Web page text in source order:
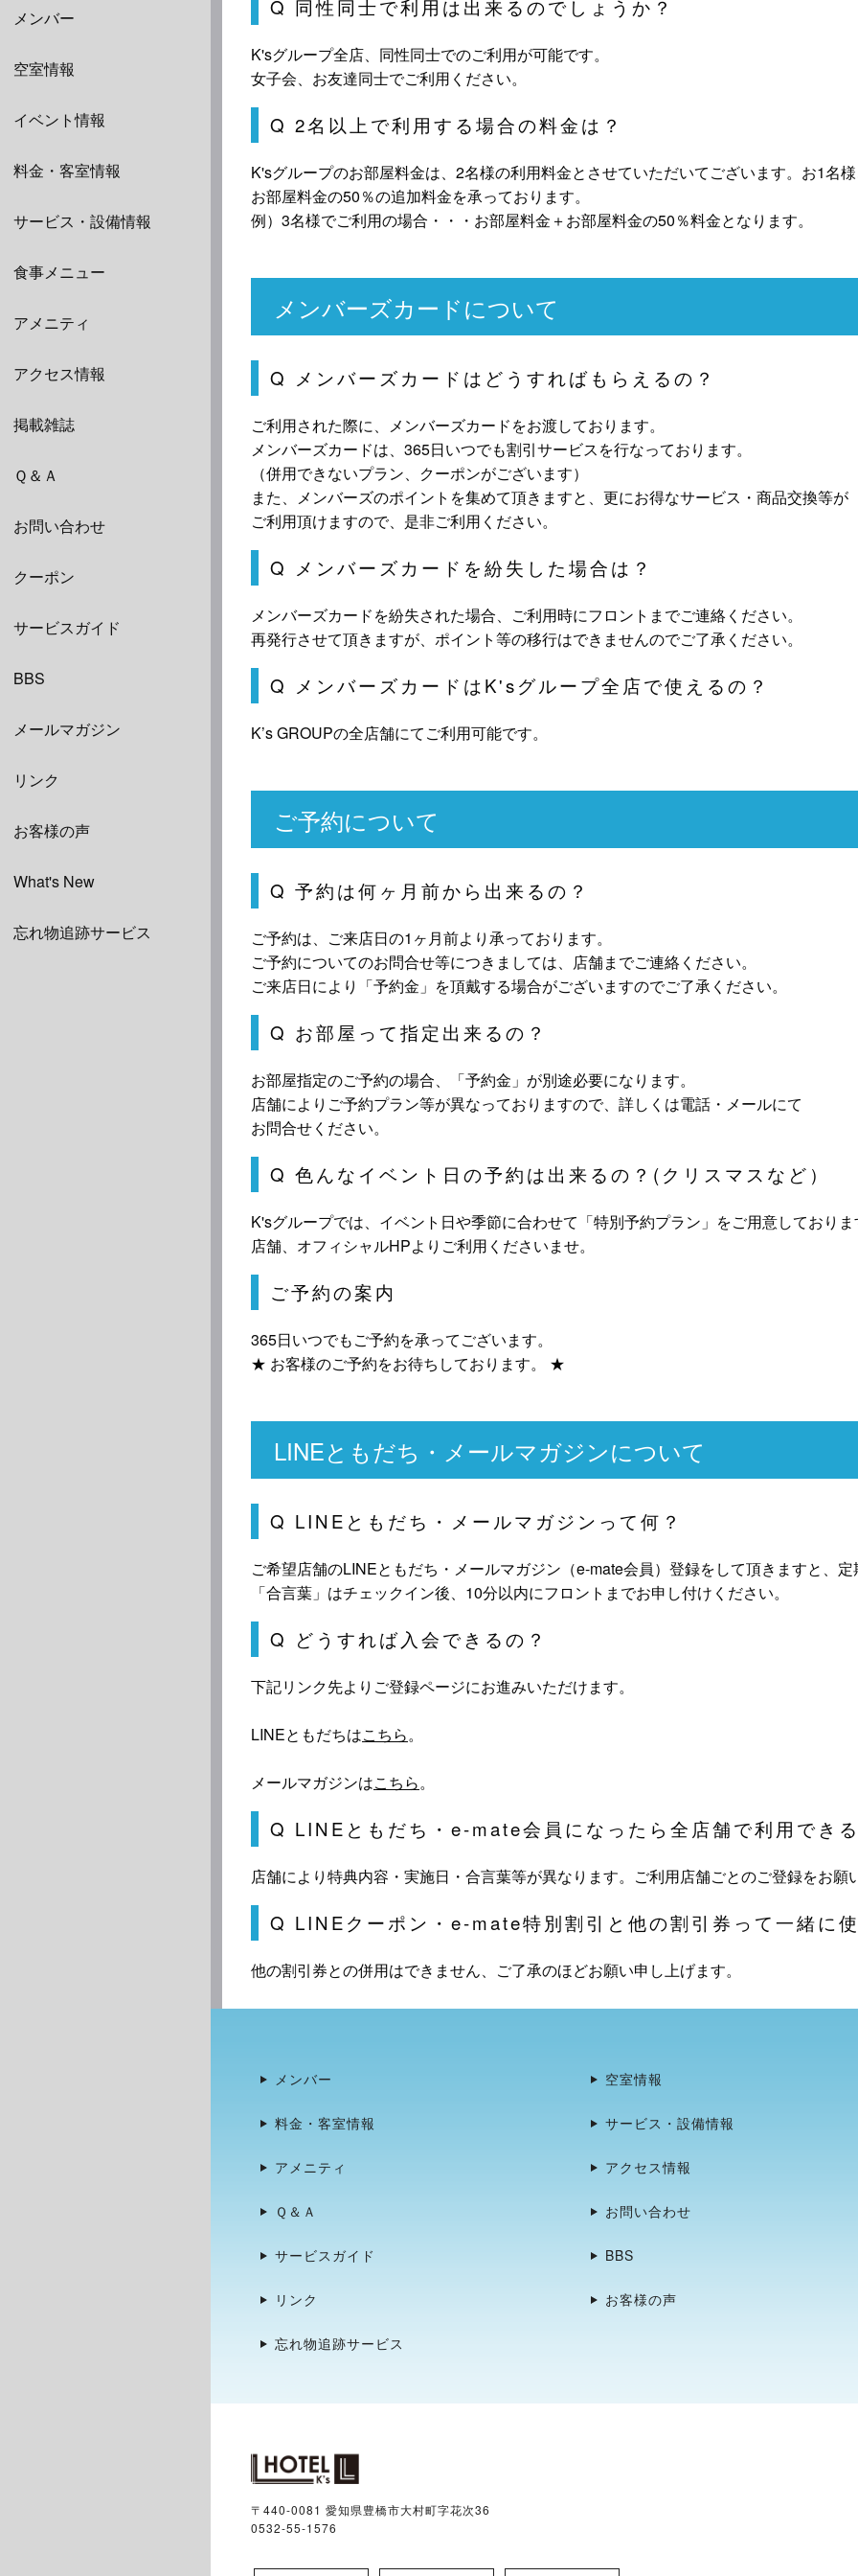
メンバー
空室情報
イベント情報
料金・客室情報
サービス・設備情報
食事メニュー
アメニティ
アクセス情報
掲載雑誌
Ｑ＆Ａ
お問い合わせ
クーポン
サービスガイド
BBS
メールマガジン
リンク
お客様の声
What's New
忘れ物追跡サービス
Q 同性同士で利用は出来るのでしょうか？
K'sグループ全店、同性同士でのご利用が可能です。
女子会、お友達同士でご利用ください。
Q 2名以上で利用する場合の料金は？
K'sグループのお部屋料金は、2名様の利用料金とさせていただいてございます。お1名
お部屋料金の50％の追加料金を承っております。
例）3名様でご利用の場合・・・お部屋料金＋お部屋料金の50％料金となります。
メンバーズカードについて
Q メンバーズカードはどうすればもらえるの？
ご利用された際に、メンバーズカードをお渡しております。
メンバーズカードは、365日いつでも割引サービスを行なっております。
（併用できないプラン、クーポンがございます）
また、メンバーズのポイントを集めて頂きますと、更にお得なサービス・商品交換等が
ご利用頂けますので、是非ご利用ください。
Q メンバーズカードを紛失した場合は？
メンバーズカードを紛失された場合、ご利用時にフロントまでご連絡ください。
再発行させて頂きますが、ポイント等の移行はできませんのでご了承ください。
Q メンバーズカードはK'sグループ全店で使えるの？
K’s GROUPの全店舗にてご利用可能です。
ご予約について
Q 予約は何ヶ月前から出来るの？
ご予約は、ご来店日の1ヶ月前より承っております。
ご予約についてのお問合せ等につきましては、店舗までご連絡ください。
ご来店日により「予約金」を頂戴する場合がございますのでご了承ください。
Q お部屋って指定出来るの？
お部屋指定のご予約の場合、「予約金」が別途必要になります。
店舗によりご予約プラン等が異なっておりますので、詳しくは電話・メールにて
お問合せください。
Q 色んなイベント日の予約は出来るの？(クリスマスなど）
K'sグループでは、イベント日や季節に合わせて「特別予約プラン」をご用意しており
店舗、オフィシャルHPよりご利用くださいませ。
ご予約の案内
365日いつでもご予約を承ってございます。
★ お客様のご予約をお待ちしております。 ★
LINEともだち・メールマガジンについて
Q LINEともだち・メールマガジンって何？
ご希望店舗のLINEともだち・メールマガジン（e-mate会員）登録をして頂きますと、
「合言葉」はチェックイン後、10分以内にフロントまでお申し付けください。
Q どうすれば入会できるの？
下記リンク先よりご登録ページにお進みいただけます。
LINEともだちはこちら。
メールマガジンはこちら。
Q LINEともだち・e-mate会員になったら全店舗で利用でき
店舗により特典内容・実施日・合言葉等が異なります。ご利用店舗ごとのご登録をお願
Q LINEクーポン・e-mate特別割引と他の割引券って一緒に
他の割引券との併用はできません、ご了承のほどお願い申し上げます。
メンバー 空室情報
料金・客室情報 サービス・設備情報
アメニティ アクセス情報
Ｑ＆Ａ お問い合わせ
サービスガイド BBS
リンク お客様の声
忘れ物追跡サービス
〒440-0081 愛知県豊橋市大村町字花次36
0532-55-1576